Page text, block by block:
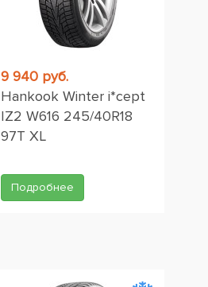
9 940 руб.
Hankook Winter i*cept
IZ2 W616 245/40R18
97T XL
Подробнее